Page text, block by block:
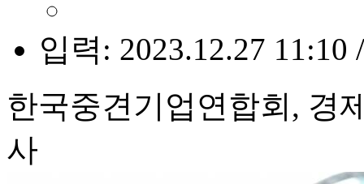
입력: 2023.12.27 11:10
한국중견기업연합회, 경
사